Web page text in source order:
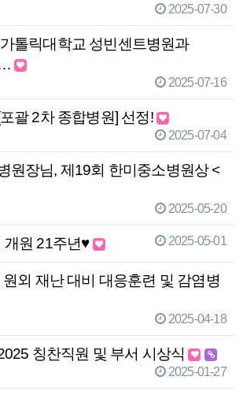
2025-07-30
톨릭대학교 성빈센트병원과
…
2025-07-16
괄 2차 종합병원] 선정!
2025-07-04
원장님, 제19회 한미중소병원상 <
2025-05-20
개원 21주년♥ 2025-05-01
외 재난 대비 대응훈련 및 감염병
2025-04-18
칭찬직원 및 부서 시상식
2025-01-27